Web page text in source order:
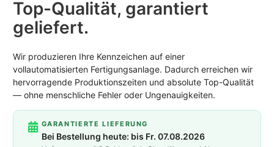
Top-Qualität, garantiert
geliefert.
Wir produzieren Ihre Kennzeichen auf einer
vollautomatisierten Fertigungsanlage. Dadurch erreichen wir
hervorragende Produktionszeiten und absolute Top-Qualität
— ohne menschliche Fehler oder Ungenauigkeiten.
GARANTIERTE LIEFERUNG
Bei Bestellung heute: bis Fr. 07.08.2026